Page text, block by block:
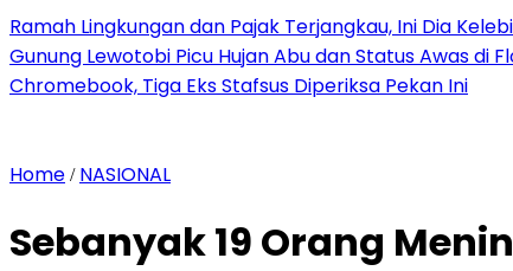
Ramah Lingkungan dan Pajak Terjangkau, Ini Dia
Gunung Lewotobi Picu Hujan Abu dan Status Awas di
Chromebook, Tiga Eks Stafsus Diperiksa Pekan Ini
Home / NASIONAL
Sebanyak 19 Orang